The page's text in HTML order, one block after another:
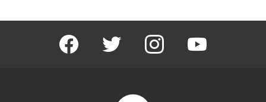
facebook twitter instagram youtube